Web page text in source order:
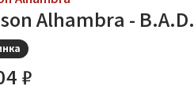
Alhambra -
₽